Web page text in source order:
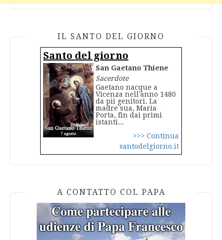
IL SANTO DEL GIORNO
Santo del giorno
San Gaetano Thiene
Sacerdote
Gaetano nacque a
Vicenza nell'anno 1480
da pii genitori. La
madre sua, Maria
Porta, fin dai primi
istanti...
>>> Continua
santodelgiorno.it
A CONTATTO COL PAPA